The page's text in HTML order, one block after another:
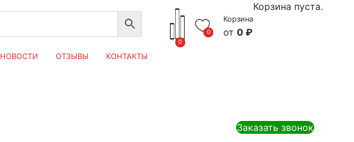
0
0
Корзина
0 ₽
Корзина пуста.
НОВОСТИ ОТЗЫВЫ
КОНТАКТЫ
Заказать звонок